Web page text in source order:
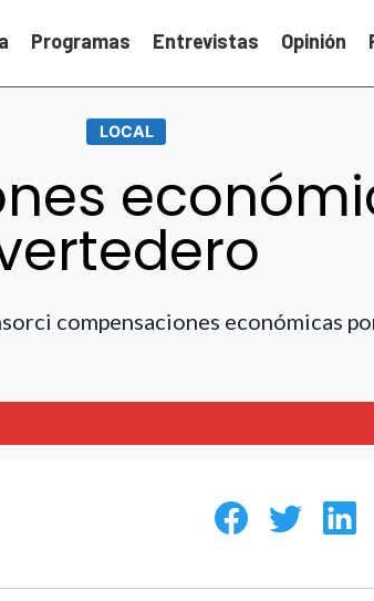
Programas Entrevistas Opinión
LOCAL
compensaciones económicas